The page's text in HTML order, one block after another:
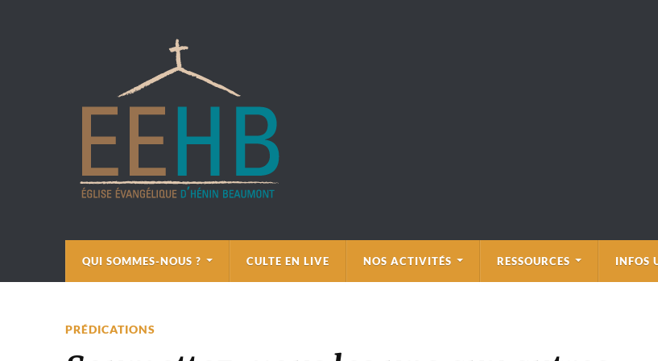
QUI SOMMES-NOUS ? CULTE EN LIVE NOS ACTIVITÉS RESSOURCES INFOS
PRÉDICATIONS